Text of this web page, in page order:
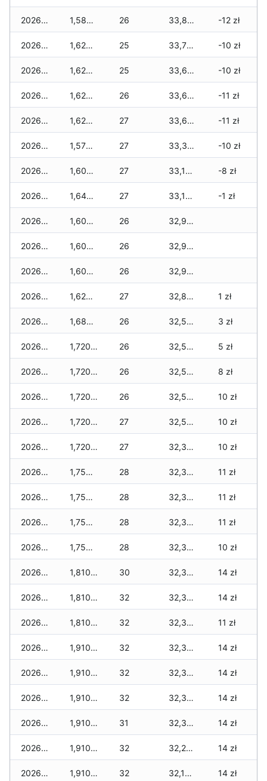
2026-02-13 1,580 zł 26 33,845 zł -12 zł
2026-02-12 1,625 zł 25 33,790 zł -10 zł
2026-02-11 1,625 zł 25 33,690 zł -10 zł
2026-02-10 1,625 zł 26 33,690 zł -11 zł
2026-02-09 1,625 zł 27 33,635 zł -11 zł
2026-02-08 1,570 zł 27 33,355 zł -10 zł
2026-02-07 1,605 zł 27 33,120 zł -8 zł
2026-02-06 1,640 zł 27 33,120 zł -1 zł
2026-02-05 1,605 zł 26 32,930 zł
2026-02-04 1,605 zł 26 32,930 zł
2026-02-03 1,605 zł 26 32,930 zł
2026-02-02 1,620 zł 27 32,855 zł 1 zł
2026-02-01 1,685 zł 26 32,500 zł 3 zł
2026-01-31 1,720 zł 26 32,500 zł 5 zł
2026-01-30 1,720 zł 26 32,500 zł 8 zł
2026-01-29 1,720 zł 26 32,500 zł 10 zł
2026-01-28 1,720 zł 27 32,500 zł 10 zł
2026-01-27 1,720 zł 27 32,345 zł 10 zł
2026-01-26 1,755 zł 28 32,345 zł 11 zł
2026-01-25 1,755 zł 28 32,345 zł 11 zł
2026-01-24 1,755 zł 28 32,345 zł 11 zł
2026-01-23 1,755 zł 28 32,345 zł 10 zł
2026-01-22 1,810 zł 30 32,345 zł 14 zł
2026-01-21 1,810 zł 32 32,345 zł 14 zł
2026-01-20 1,810 zł 32 32,345 zł 11 zł
2026-01-19 1,910 zł 32 32,345 zł 14 zł
2026-01-18 1,910 zł 32 32,345 zł 14 zł
2026-01-17 1,910 zł 32 32,345 zł 14 zł
2026-01-16 1,910 zł 31 32,310 zł 14 zł
2026-01-15 1,910 zł 32 32,210 zł 14 zł
2026-01-14 1,910 zł 32 32,155 zł 14 zł